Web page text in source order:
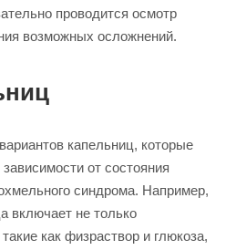
проводится осмотр
возможных осложнений.
капельниц, которые
от состояния
синдрома. Например,
включает не только
как физраствор и глюкоза,